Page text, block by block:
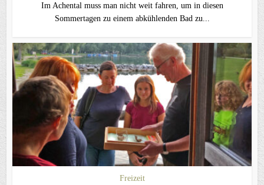
Im Achental muss man nicht weit fahren, um in diesen
Sommertagen zu einem abkühlenden Bad zu...
Freizeit